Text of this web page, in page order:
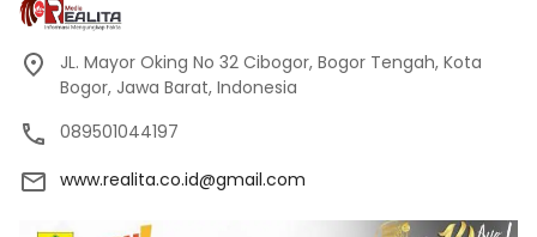
JL. Mayor Oking No 32 Cibogor, Bogor Tengah, Kota
Bogor, Jawa Barat, Indonesia
089501044197
www.realita.co.id@gmail.com